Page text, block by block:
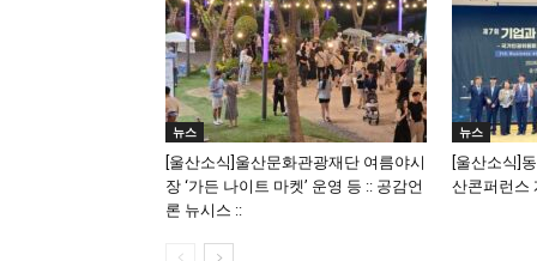
뉴스
[울산소식]울산문화관광재단 여름야시
장 ‘가든 나이트 마켓’ 운영 등 :: 공감언
론 뉴시스 ::
뉴스
[울산소식]
산콘퍼런스